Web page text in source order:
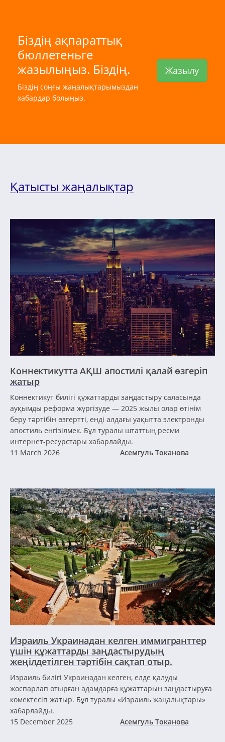
Біздің ақпараттық
бюллетеньге
жазылыңыз. Біздің.
Біздің соңғы жаңалықтарымыздан
хабардар болыңыз.
Жазылу
Қатысты жаңалықтар
Коннектикутта АҚШ апостилі қалай өзгеріп
жатыр
Коннектикут билігі құжаттарды заңдастыру саласында
ауқымды реформа жүргізуде — 2025 жылы олар өтінім
беру тәртібін өзгертті, енді алдағы уақытта электронды
апостиль енгізілмек. Бұл туралы штаттың ресми
интернет-ресурстары хабарлайды.
11 March 2026
Асемгуль Токанова
Израиль Украинадан келген иммигранттер
үшін құжаттарды заңдастырудың
жеңілдетілген тәртібін сақтап отыр.
Израиль билігі Украинадан келген, елде қалуды
жоспарлап отырған адамдарға құжаттарын заңдастыруға
көмектесіп жатыр. Бұл туралы «Израиль жаңалықтары»
хабарлайды.
15 December 2025
Асемгуль Токанова